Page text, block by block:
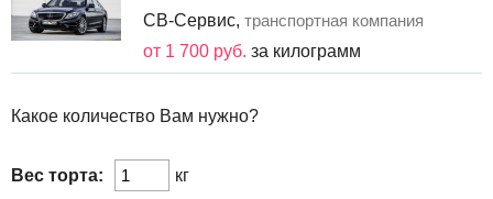
СВ-Сервис, транспортная компания
от 1 700 руб. за килограмм
Какое количество Вам нужно?
Вес торта: кг